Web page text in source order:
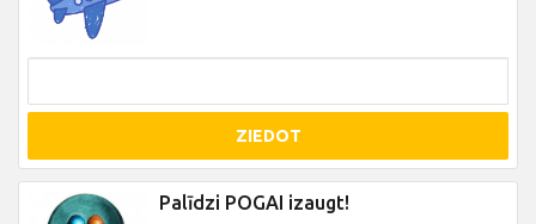
ZIEDOT
Palīdzi POGAI izaugt!